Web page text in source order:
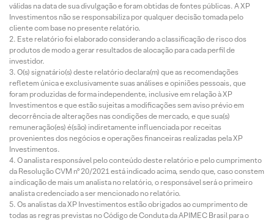
válidas na data de sua divulgação e foram obtidas de fontes públicas. A XP
Investimentos não se responsabiliza por qualquer decisão tomada pelo
cliente com base no presente relatório.
Este relatório foi elaborado considerando a classificação de risco dos
produtos de modo a gerar resultados de alocação para cada perfil de
investidor.
O(s) signatário(s) deste relatório declara(m) que as recomendações
refletem única e exclusivamente suas análises e opiniões pessoais, que
foram produzidas de forma independente, inclusive em relação à XP
Investimentos e que estão sujeitas a modificações sem aviso prévio em
decorrência de alterações nas condições de mercado, e que sua(s)
remuneração(es) é(são) indiretamente influenciada por receitas
provenientes dos negócios e operações financeiras realizadas pela XP
Investimentos.
O analista responsável pelo conteúdo deste relatório e pelo cumprimento
da Resolução CVM nº 20/2021 está indicado acima, sendo que, caso constem
a indicação de mais um analista no relatório, o responsável será o primeiro
analista credenciado a ser mencionado no relatório.
Os analistas da XP Investimentos estão obrigados ao cumprimento de
todas as regras previstas no Código de Conduta da APIMEC Brasil para o